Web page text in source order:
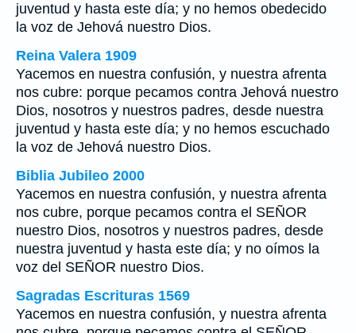
juventud y hasta este día; y no hemos obedecido
la voz de Jehová nuestro Dios.
Reina Valera 1909
Yacemos en nuestra confusión, y nuestra afrenta
nos cubre: porque pecamos contra Jehová nuestro
Dios, nosotros y nuestros padres, desde nuestra
juventud y hasta este día; y no hemos escuchado
la voz de Jehová nuestro Dios.
Biblia Jubileo 2000
Yacemos en nuestra confusión, y nuestra afrenta
nos cubre, porque pecamos contra el SEÑOR
nuestro Dios, nosotros y nuestros padres, desde
nuestra juventud y hasta este día; y no oímos la
voz del SEÑOR nuestro Dios.
Sagradas Escrituras 1569
Yacemos en nuestra confusión, y nuestra afrenta